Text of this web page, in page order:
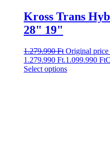
Kross Trans
28" 19"
1.279.990Ft Original price
1.279.990 Ft.1.099.990 Ft
Select options